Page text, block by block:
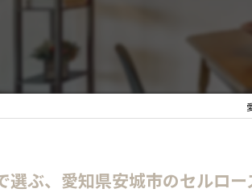
選ぶ、愛知県安城市のセルロ